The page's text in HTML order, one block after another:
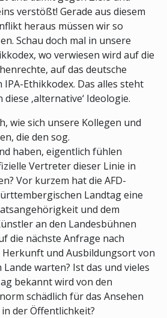
verstößt! Gerade aus diesem
heraus müssen wir so
Schau doch mal in unsere
wo verwiesen wird auf die
auf das deutsche
Ethikkodex. Das alles steht
‚alternative‘ Ideologie.
wie sich unsere Kollegen und
die den sog.
haben, eigentlich fühlen
Vertreter dieser Linie in
Vor kurzem hat die AFD-
Landtag eine
und dem
an den Landesbühnen
die nächste Anfrage nach
und Ausbildungsort von
warten? Ist das und vieles
bekannt wird von den
schädlich für das Ansehen
der Öffentlichkeit?